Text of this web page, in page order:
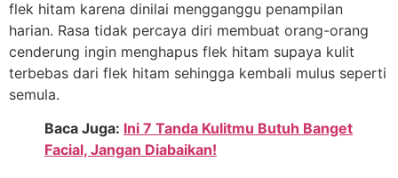
flek hitam karena dinilai mengganggu penampilan
harian. Rasa tidak percaya diri membuat orang-orang
cenderung ingin menghapus flek hitam supaya kulit
terbebas dari flek hitam sehingga kembali mulus seperti
semula.
Baca Juga: Ini 7 Tanda Kulitmu Butuh Banget
Facial, Jangan Diabaikan!